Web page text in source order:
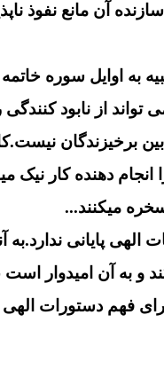
آن مانع نفوذ
تواند از نابود
بین برخیزندگان
دهنده کار نیک
میکنند...
الهی پایانی
و به آن امیدوار
فهم دستورات الهی